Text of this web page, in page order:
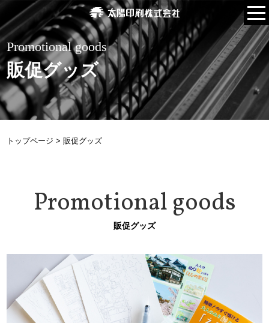
Promotional goods
販促グッズ
トップページ >販促グッズ
Promotional goods
販促グッズ